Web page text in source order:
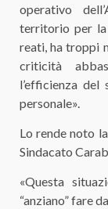
operativo
territorio per la
reati, ha troppi
criticità
l’efficienza
personale».
Lo rende noto
Sindacato
«Questa
“anziano” fare